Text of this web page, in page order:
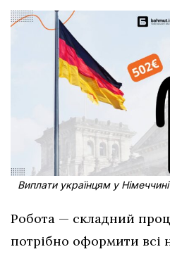
Виплати українцям у
Робота — складний
потрібно оформити всі